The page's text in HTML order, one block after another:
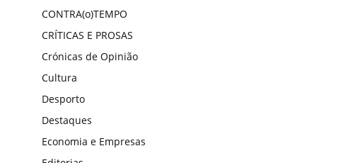
CONTRA(o)TEMPO
CRÍTICAS E PROSAS
Crónicas de Opinião
Cultura
Desporto
Destaques
Economia e Empresas